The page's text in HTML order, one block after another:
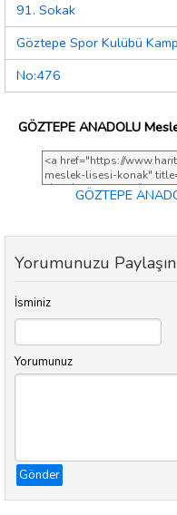
91. Sokak
Göztepe Spor Kulübü
No:476
GÖZTEPE ANADOLU
GÖZTEPE
Yorumunuzu Paylaşın
İsminiz
Yorumunuz
Gönder